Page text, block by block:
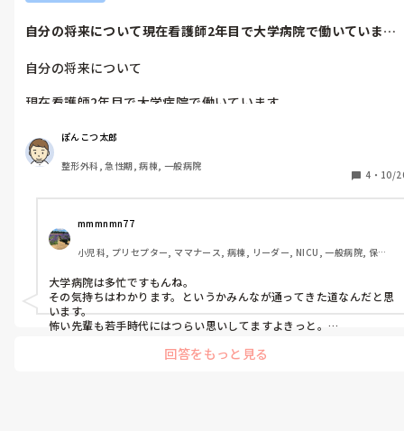
自分の将来について現在看護師2年目で大学病院で働いていま
自分の将来について
現在看護師2年目で大学病院で働いています。
で周りからは駄目看護師扱いです。
患者さんの命に関わる仕事なのでわからないことはすぐに聞いた
り調べたりしていますが、そもそも自分が勉強が苦手なうえに不
これなら看護師を辞めた方がいいのは明確なのですが、これまで
支えてくれた家族への迷惑や看護師を辞めたところで他にやりた
い仕事がないためとりあえず働いています。
(そもそも自分がまともに働ける仕事なんかあるのかどうかわか
ません)
看護師として働いてみて患者さんとの会話や元気になる様子をみ
ていると楽しいと思えるのですがそれ以外が苦痛で仕方ありませ
3年目までは何とか頑張ろうかとは思ってますが、看護師を続け
ぽんこつ太郎
整形外科, 急性期, 病棟, 一般病院
4 ・ 10/
mmmnmn77
小児科, プリセプター, ママナース, 病棟, リーダー, NICU, 一般病院, 保育
大学病院は多忙ですもんね。
その気持ちはわかります。というかみんなが通ってきた道なんだと思
います。
怖い先輩も若手時代にはつらい思いしてますよきっと。
とは言え、無理に頑張りすぎる必要はないのかと思います。看護師を
回答をもっと見る